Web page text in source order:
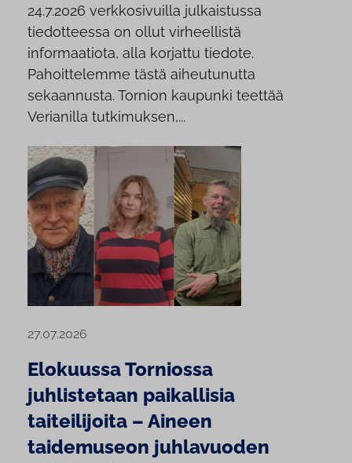
24.7.2026 verkkosivuilla julkaistussa
tiedotteessa on ollut virheellistä
informaatiota, alla korjattu tiedote.
Pahoittelemme tästä aiheutunutta
sekaannusta. Tornion kaupunki teettää
Verianilla tutkimuksen,...
27.07.2026
Elokuussa Torniossa
juhlistetaan paikallisia
taiteilijoita – Aineen
taidemuseon juhlavuoden